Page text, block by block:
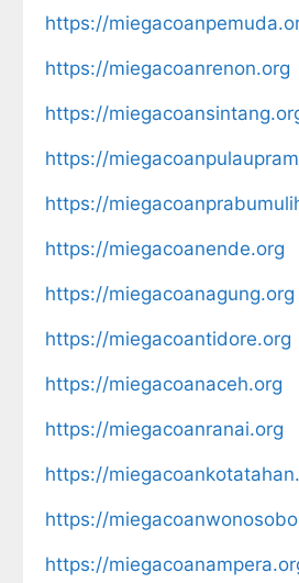
https://
https://miegacoanrenon.org
https://
https://
https://
https://miegacoanende.org
https://miegacoanagung.org
https://miegacoantidore.org
https://miegacoanaceh.org
https://miegacoanranai.org
https://
https://
https://